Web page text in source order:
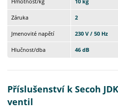
Záruka 2
Jmenovité napětí 230 V / 50 Hz
Hlučnost/dba 46 dB
Příslušenství k Secoh
ventil